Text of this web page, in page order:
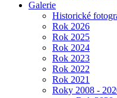
Galerie
Historické
Rok 2026
Rok 2025
Rok 2024
Rok 2023
Rok 2022
Rok 2021
Roky 2008 -